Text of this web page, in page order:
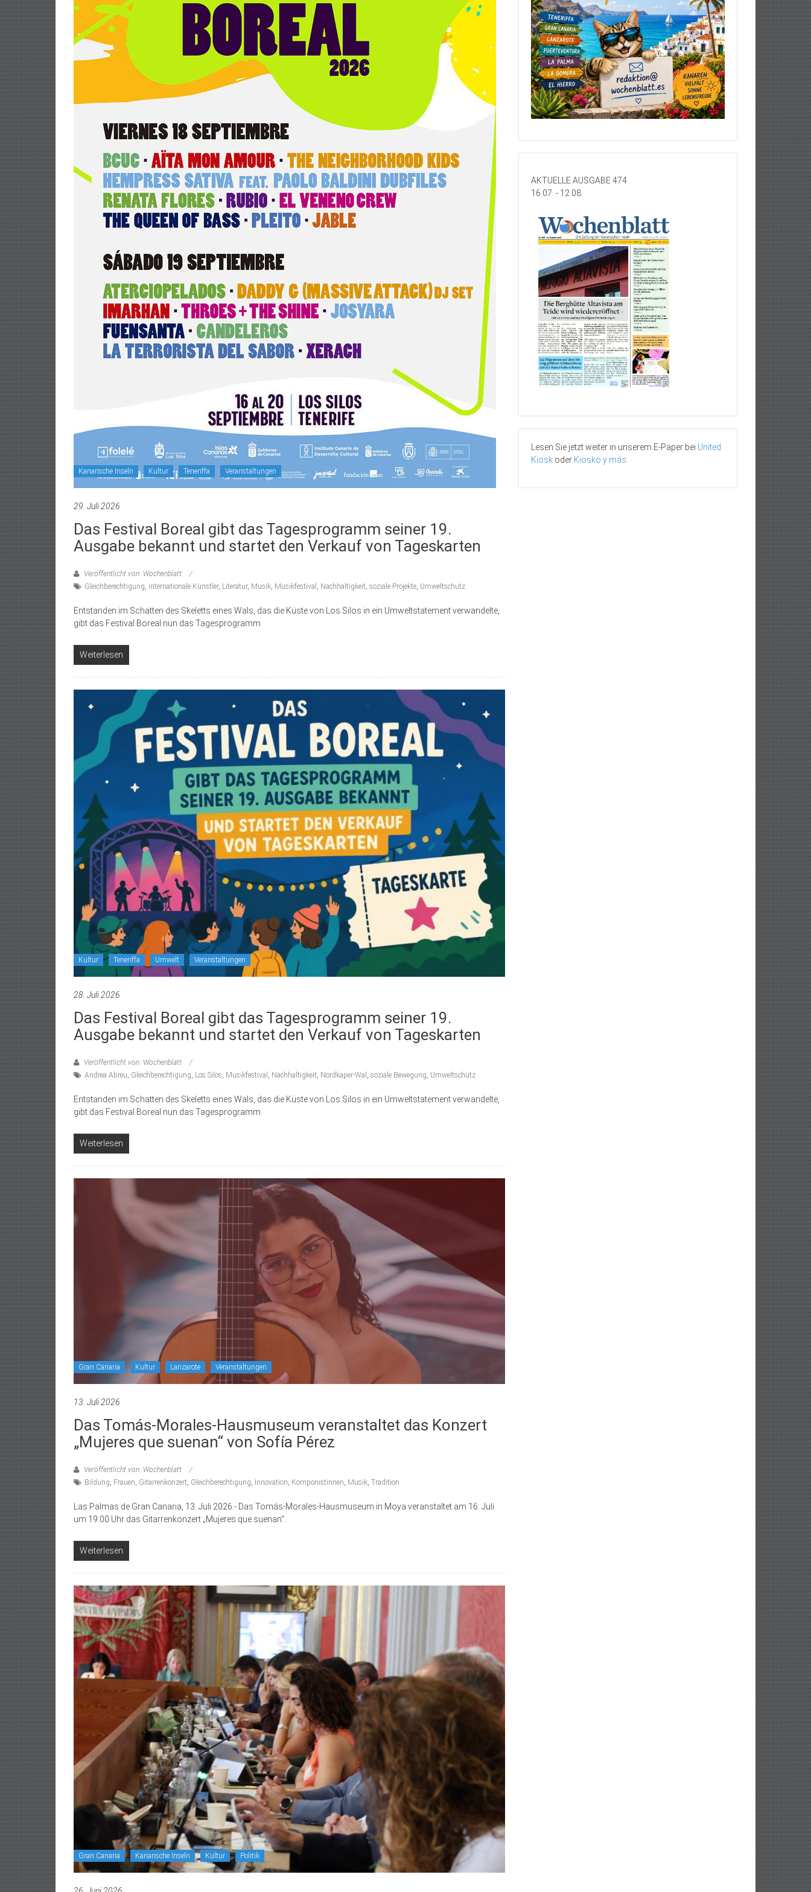
Kanarische Inseln Kultur Teneriffa Veranstaltungen
29. Juli 2026
Das Festival Boreal gibt das Tagesprogramm seiner 19.
Ausgabe bekannt und startet den Verkauf von Tageskarten
Veröffentlicht von: Wochenblatt
Gleichberechtigung, internationale Künstler, Literatur, Musik, Musikfestival , Nachhaltigkeit, soziale Projekte, Umweltschutz
Entstanden im Schatten des Skeletts eines Wals, das die Küste von Los Silos in ein Umweltstatement verwandelte,
gibt das Festival Boreal nun das Tagesprogramm
Weiterlesen
Kultur Teneriffa Umwelt Veranstaltungen
28. Juli 2026
Das Festival Boreal gibt das Tagesprogramm seiner 19.
Ausgabe bekannt und startet den Verkauf von Tageskarten
Veröffentlicht von: Wochenblatt
Andrea Abreu, Gleichberechtigung, Los Silos, Musikfestival , Nachhaltigkeit, Nordkaper-Wal , soziale Bewegung, Umweltschutz
Entstanden im Schatten des Skeletts eines Wals, das die Küste von Los Silos in ein Umweltstatement verwandelte,
gibt das Festival Boreal nun das Tagesprogramm
Weiterlesen
Gran Canaria Kultur Lanzarote Veranstaltungen
13. Juli 2026
Das Tomás-Morales-Hausmuseum veranstaltet das Konzert
„Mujeres que suenan“ von Sofía Pérez
Veröffentlicht von: Wochenblatt
Bildung Frauen Gitarrenkonzert Gleichberechtigung Innovation Komponistinnen Musik Tradition
Las Palmas de Gran Canaria, 13. Juli 2026.- Das Tomás-Morales-Hausmuseum in Moya veranstaltet am 16. Juli
um 19:00 Uhr das Gitarrenkonzert „Mujeres que suenan“.
Weiterlesen
Gran Canaria Kanarische Inseln Kultur Politik
AKTUELLE AUSGABE 474
16.07. - 12.08.
Lesen Sie jetzt weiter in unserem E-Paper bei United
Kiosk oder Kiosko y más